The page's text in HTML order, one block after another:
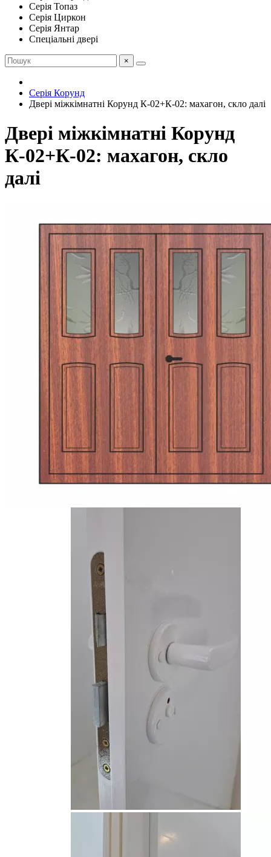
Серія Топаз
Серія Циркон
Серія Янтар
Спеціальні двері
×
Серія Корунд
Двері міжкімнатні Корунд К-02+К-02: махагон, скло далі
Двері міжкімнатні Корунд
К-02+К-02: махагон, скло
далі